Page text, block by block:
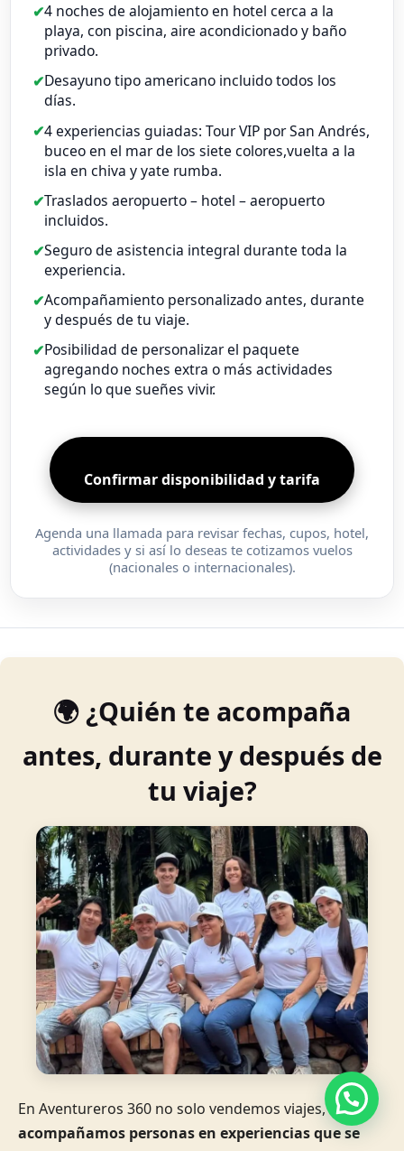
4 noches de alojamiento en hotel cerca a la
playa, con piscina, aire acondicionado y baño
privado.
Desayuno tipo americano incluido todos los
días.
4 experiencias guiadas: Tour VIP por San Andrés,
buceo en el mar de los siete colores,vuelta a la
isla en chiva y yate rumba.
Traslados aeropuerto – hotel – aeropuerto
incluidos.
Seguro de asistencia integral durante toda la
experiencia.
Acompañamiento personalizado antes, durante
y después de tu viaje.
Posibilidad de personalizar el paquete
agregando noches extra o más actividades
según lo que sueñes vivir.
Confirmar disponibilidad y tarifa
Agenda una llamada para revisar fechas, cupos, hotel,
actividades y si así lo deseas te cotizamos vuelos
(nacionales o internacionales).
🌍 ¿Quién te acompaña
antes, durante y después de
tu viaje?
En Aventureros 360 no solo vendemos viajes,
acompañamos personas en experiencias que se